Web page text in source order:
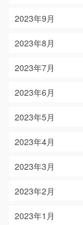
2023年9月
2023年8月
2023年7月
2023年6月
2023年5月
2023年4月
2023年3月
2023年2月
2023年1月